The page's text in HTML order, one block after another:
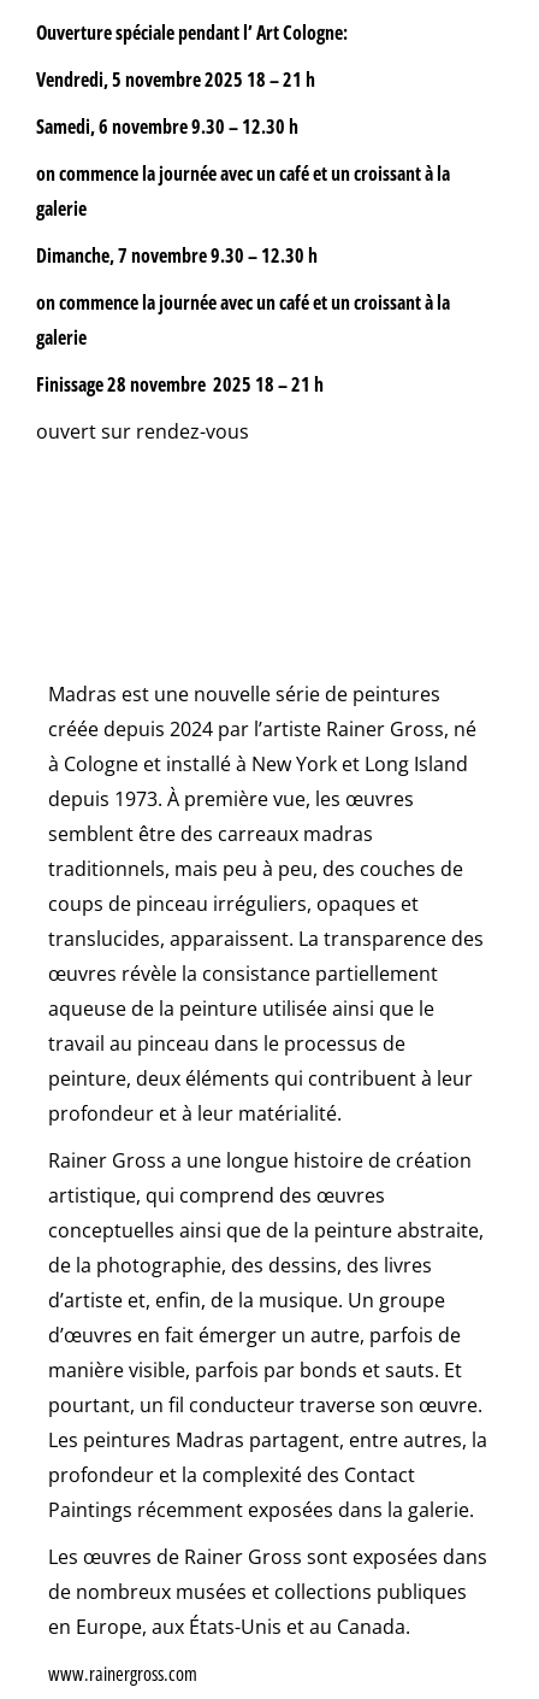
Ouverture spéciale pendant l’ Art Cologne:
Vendredi, 5 novembre 2025 18 – 21 h
Samedi, 6 novembre 9.30 – 12.30 h
on commence la journée avec un café et un croissant à la
galerie
Dimanche, 7 novembre9.30 – 12.30 h
on commence la journée avec un café et un croissant à la
galerie
Finissage 28 novembre 2025 18 – 21 h
ouvert sur rendez-vous
Madras est une nouvelle série de peintures
créée depuis 2024 par l’artiste Rainer Gross, né
à Cologne et installé à New York et Long Island
depuis 1973. À première vue, les œuvres
semblent être des carreaux madras
traditionnels, mais peu à peu, des couches de
coups de pinceau irréguliers, opaques et
translucides, apparaissent. La transparence des
œuvres révèle la consistance partiellement
aqueuse de la peinture utilisée ainsi que le
travail au pinceau dans le processus de
peinture, deux éléments qui contribuent à leur
profondeur et à leur matérialité.
Rainer Gross a une longue histoire de création
artistique, qui comprend des œuvres
conceptuelles ainsi que de la peinture abstraite,
de la photographie, des dessins, des livres
d’artiste et, enfin, de la musique. Un groupe
d’œuvres en fait émerger un autre, parfois de
manière visible, parfois par bonds et sauts. Et
pourtant, un fil conducteur traverse son œuvre.
Les peintures Madras partagent, entre autres, la
profondeur et la complexité des Contact
Paintings récemment exposées dans la galerie.
Les œuvres de Rainer Gross sont exposées dans
de nombreux musées et collections publiques
en Europe, aux États-Unis et au Canada.
www.rainergross.com